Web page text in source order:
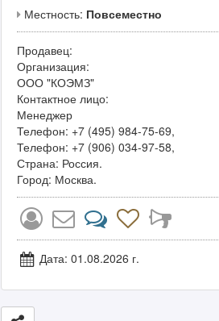
Местность: Повсеместно
Продавец:
Организация:
ООО "КОЭМЗ"
Контактное лицо:
Менеджер
Телефон: +7 (495) 984-75-69,
Телефон: +7 (906) 034-97-58,
Страна: Россия.
Город: Москва.
Дата: 01.08.2026 г.